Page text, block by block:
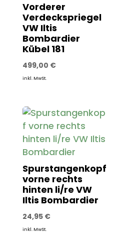
Vorderer
Verdeckspriegel
VW Iltis
Bombardier
Kübel 181
499,00 €
inkl. MwSt.
Spurstangenkopf
vorne rechts
hinten li/re VW
Iltis Bombardier
24,95 €
inkl. MwSt.